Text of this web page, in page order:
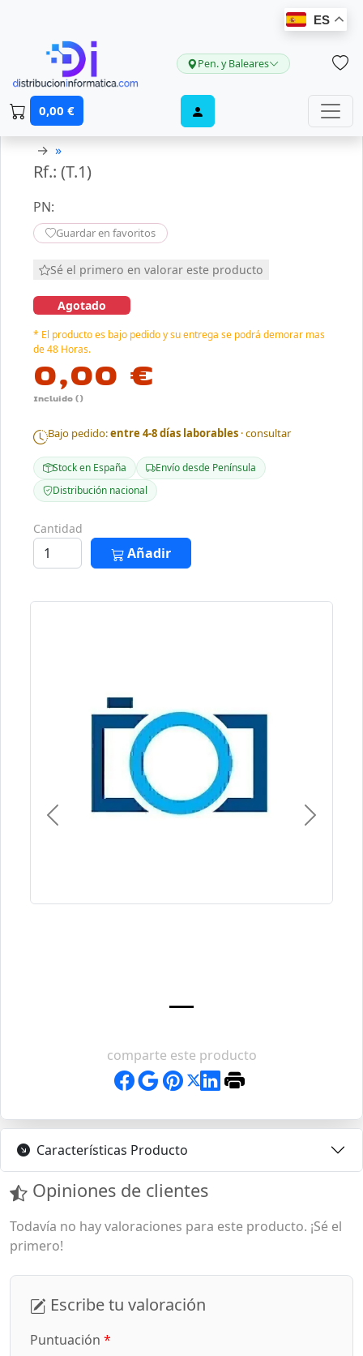
ES
Pen. y Baleares
0,00 €
→ »
Rf.: (T.1)
PN:
Guardar en favoritos
Sé el primero en valorar este producto
Agotado
* El producto es bajo pedido y su entrega se podrá demorar mas
de 48 Horas.
0,00 €
Incluido ()
Bajo pedido:entre 4-8 días laborables · consultar
Stock en España
Envío desde Península
Distribución nacional
Cantidad
Añadir
Previous Next
comparte este producto
Características Producto
Opiniones de clientes
Todavía no hay valoraciones para este producto. ¡Sé el
primero!
Escribe tu valoración
Puntuación *